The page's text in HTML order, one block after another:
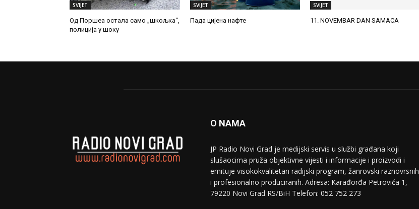
SVIJET
Од Поршеа остала само „шкољка“,
полиција у шоку
SVIJET
Пада цијена нафте
SVIJET
11. NOVEMBAR DAN SAMACA
O NAMA
JP Radio Novi Grad je medijski servis u službi građana koji
slušaocima pruža objektivne vijesti i informacije i proizvodi i
emituje visokokvalitetan radijski program, žanrovski raznovrsnih
i profesionalno produciranih. Adresa: Кarađorđa Petrovića 1,
79220 Novi Grad RS/BiH Telefon: 052 752 273